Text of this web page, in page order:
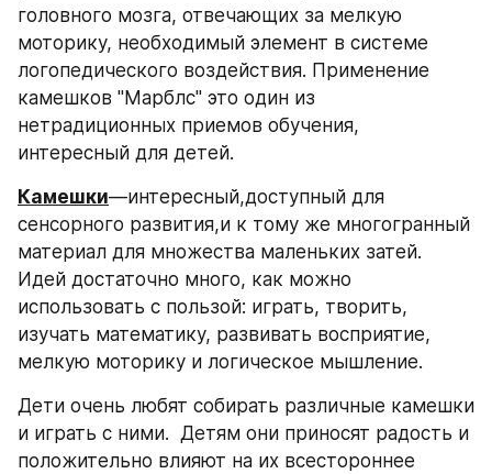
головного мозга, отвечающих за мелкую
моторику, необходимый элемент в системе
логопедического воздействия. Применение
камешков "Марблс" это один из
нетрадиционных приемов обучения,
интересный для детей.
Камешки—интересный,доступный для
сенсорного развития,и к тому же многогранный
материал для множества маленьких затей.
Идей достаточно много, как можно
использовать с пользой: играть, творить,
изучать математику, развивать восприятие,
мелкую моторику и логическое мышление.
Дети очень любят собирать различные камешки
и играть с ними.  Детям они приносят радость и
положительно влияют на их всестороннее